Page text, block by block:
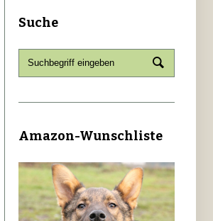
Suche
Amazon-Wunschliste